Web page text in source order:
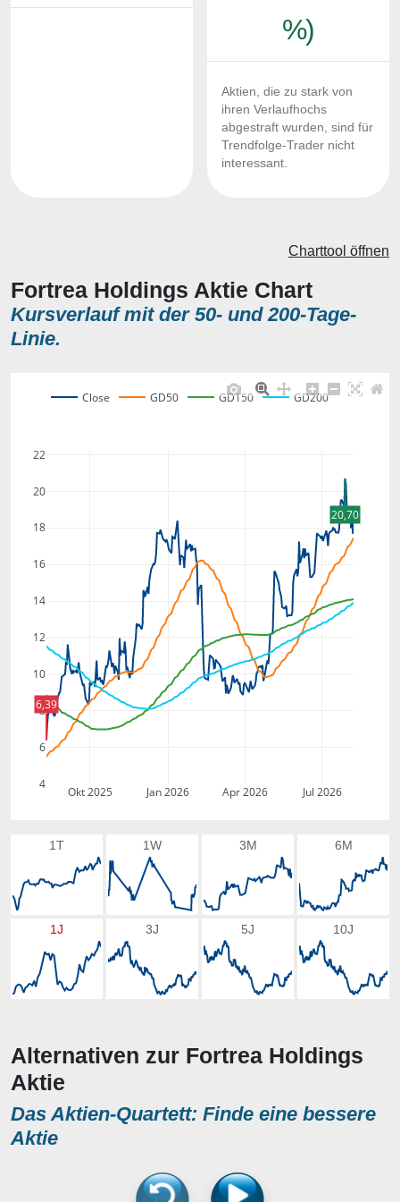
%)
Aktien, die zu stark von
ihren Verlaufhochs
abgestraft wurden, sind für
Trendfolge-Trader nicht
interessant.
Fortrea Holdings Aktie Chart
Kursverlauf mit der 50- und 200-Tage-
Linie.
Charttool öffnen
Okt 2025 Jan 2026 Apr 2026 Jul 2026
4
6
8
10
12
14
16
18
20
22
Close GD50 GD150 GD200
20,70
6,39
1T 1W 3M 6M
1J 3J 5J 10J
Alternativen zur Fortrea Holdings
Aktie
Das Aktien-Quartett: Finde eine bessere
Aktie